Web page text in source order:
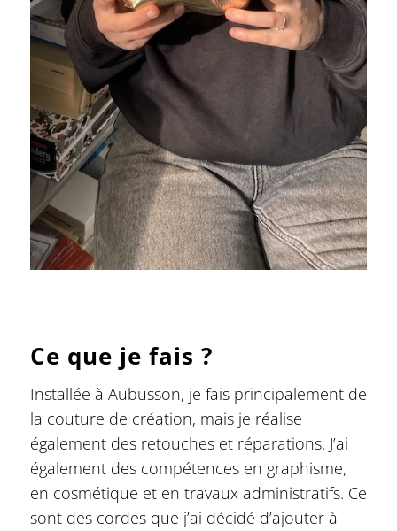
Ce que je fais ?
Installée à Aubusson, je fais principalement de
la couture de création, mais je réalise
également des retouches et réparations. J’ai
également des compétences en graphisme,
en cosmétique et en travaux administratifs. Ce
sont des cordes que j’ai décidé d’ajouter à